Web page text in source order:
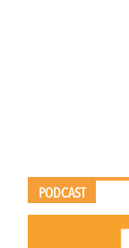
PODCAST